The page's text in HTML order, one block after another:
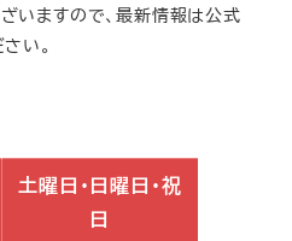
いますので、最新情報は公式
い。
土曜日・日曜日・祝
日